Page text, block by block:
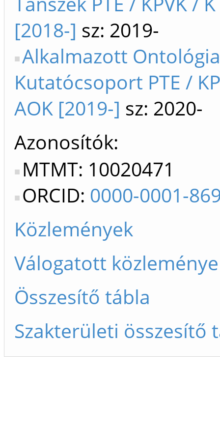
[2018-] sz: 2019-
Alkalmazott Ontológia
Kutatócsoport PTE /
AOK [2019-] sz: 2020-
Azonosítók
MTMT: 10020471
ORCID: 0000-0001-
Közlemények
Válogatott
Összesítő tábla
Szakterületi összesítő